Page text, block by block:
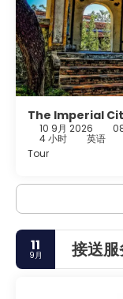
The Imperial
10 9月 2026
4 小时
英语
Tour
11
9月 接送